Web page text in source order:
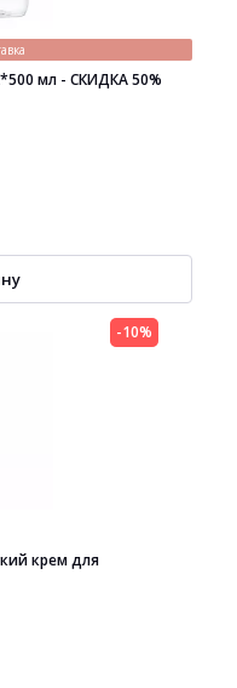
мл - СКИДКА 50%
крем для
-10%